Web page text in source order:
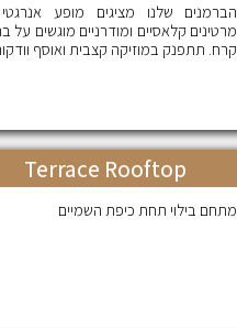
הברמנים שלנו מציגים מופע
מרטינים קלאסיים ומודרניים מוגשים על
קרח. תתפנק במוזיקה קצבית ואוסף
Terrace Rooftop
מתחם בילוי תחת כיפת השמיים